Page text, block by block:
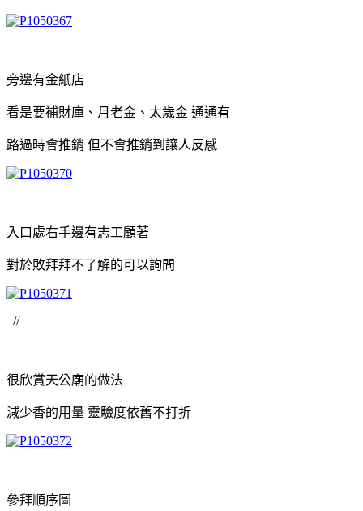
旁邊有金紙店
看是要補財庫、月老金、太歲金 通通有
路過時會推銷 但不會推銷到讓人反感
入口處右手邊有志工顧著
對於敗拜拜不了解的可以詢問
//
很欣賞天公廟的做法
減少香的用量 靈驗度依舊不打折
參拜順序圖